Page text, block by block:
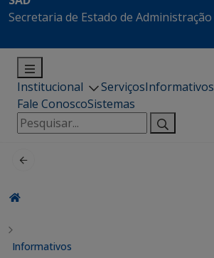
Secretaria de Estado de Administração
Institucional ServiçosInformativos
Fale ConoscoSistemas
Pesquisar
por:
Informativos